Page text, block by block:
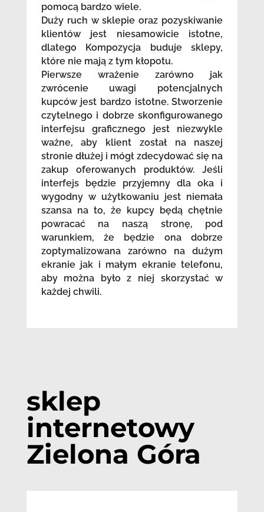
pomocą bardzo wiele.
Duży ruch w sklepie oraz pozyskiwanie
klientów jest niesamowicie istotne,
dlatego Kompozycja buduje sklepy,
które nie mają z tym kłopotu.
Pierwsze wrażenie zarówno jak
zwrócenie uwagi potencjalnych
kupców jest bardzo istotne. Stworzenie
czytelnego i dobrze skonfigurowanego
interfejsu graficznego jest niezwykle
ważne, aby klient został na naszej
stronie dłużej i mógł zdecydować się na
zakup oferowanych produktów. Jeśli
interfejs będzie przyjemny dla oka i
wygodny w użytkowaniu jest niemała
szansa na to, że kupcy będą chętnie
powracać na naszą stronę, pod
warunkiem, że będzie ona dobrze
zoptymalizowana zarówno na dużym
ekranie jak i małym ekranie telefonu,
aby można było z niej skorzystać w
każdej chwili.
sklep
internetowy
Zielona Góra